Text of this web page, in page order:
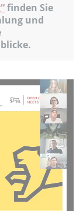
finden Sie
und